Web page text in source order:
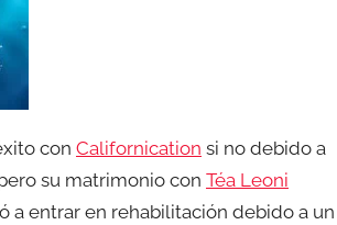
con Californication si no debido a
su matrimonio con Téa Leoni
a entrar en rehabilitación debido a un